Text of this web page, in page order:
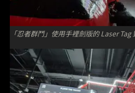
「忍者群鬥」使用手裡劍版的 Laser Tag